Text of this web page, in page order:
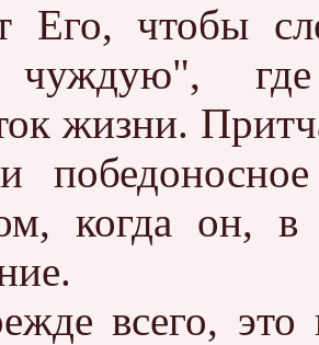
Его, чтобы
где
жизни.
когда он, в
всего, это